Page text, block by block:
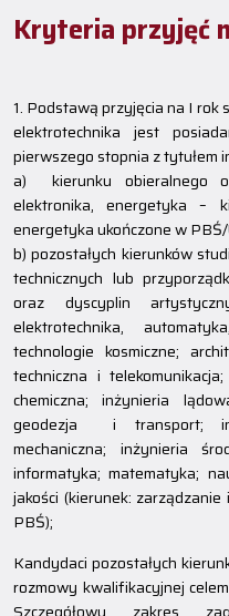
Kryteria przyjęć
1. Podstawą przyjęcia na I
elektrotechnika jest
pierwszego stopnia z tytułem
a) kierunku obieralnego
elektronika, energetyka –
energetyka ukończone w
b) pozostałych kierunków
technicznych lub
oraz dyscyplin
elektrotechnika,
technologie kosmiczne;
techniczna i
chemiczna; inżynieria
geodezja i transport;
mechaniczna; inżynieria
informatyka; matematyka;
jakości (kierunek:
PBŚ);
Kandydaci pozostałych
rozmowy kwalifikacyjnej